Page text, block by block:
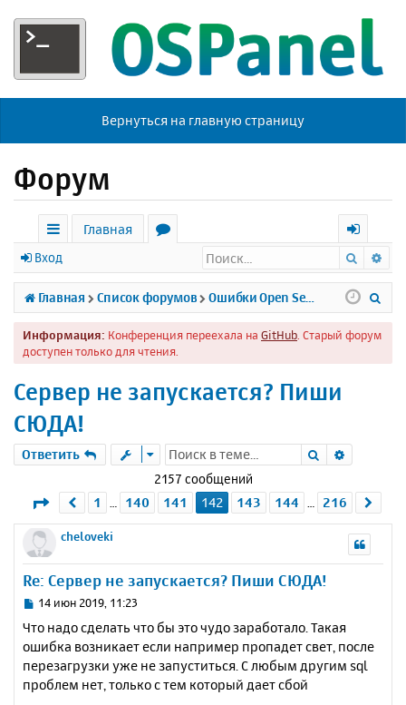
Вернуться на главную страницу
Форум
с
ы
л
к
Главная
р
у
м
х
о
д
Вход Поиск
Главная Список форумов
Информация: Конференция переехала на GitHub . Старый форум
доступен только для чтения.
Сервер не запускается? Пиши
СЮДА!
Ответить Поиск
2157 сообщений
Страница 142из 216
Пред.
1 140 141 142 143 144 216
cheloveki
Re: Сервер не запускается? Пиши СЮДА!
С
о
б
щ
е
14 июн 2019, 11:23
Что надо сделать что бы это чудо заработало. Такая
ошибка возникает если например пропадет свет, после
перезагрузки уже не запуститься. С любым другим sql
проблем нет, только с тем который дает сбой